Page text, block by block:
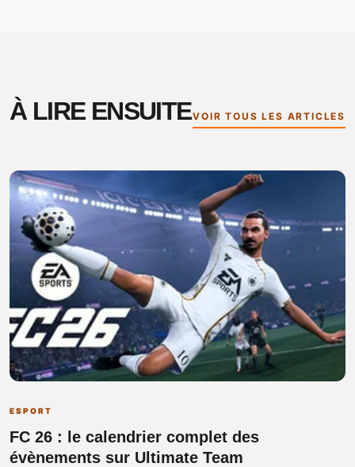
À LIRE ENSUITEVOIR TOUS LES ARTICLES
ESPORT
FC 26 : le calendrier complet des
évènements sur Ultimate Team